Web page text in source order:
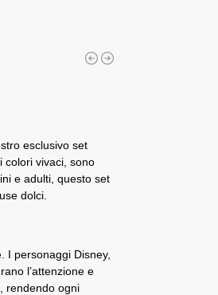
esclusivo set
colori vivaci, sono
e adulti, questo set
dolci.
I personaggi Disney,
l’attenzione e
rendendo ogni